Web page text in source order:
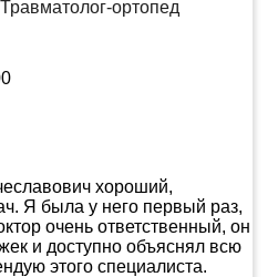
ортопед
хороший,
Я была у него первый раз,
очень ответственный, он
и доступно объяснял всю
этого специалиста.